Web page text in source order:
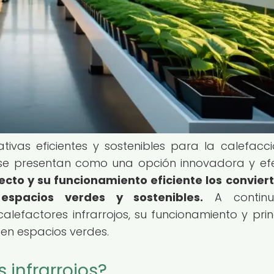
eficientes y sostenibles para la
presentan como una opción innovadora y
y su funcionamiento eficiente los
verdes y sostenibles. A
infrarrojos, su funcionamiento y
espacios verdes.